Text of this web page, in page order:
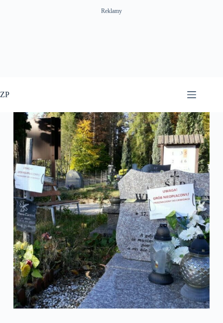
Reklamy
do
treści
ZP